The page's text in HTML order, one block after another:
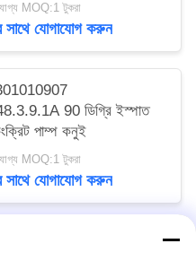
MOQ:1 টুকরা
সাথে যোগাযোগ করুন
90 ডিগ্রি ইস্পাত
পাম্প কনুই
MOQ:1 টুকরা
সাথে যোগাযোগ করুন